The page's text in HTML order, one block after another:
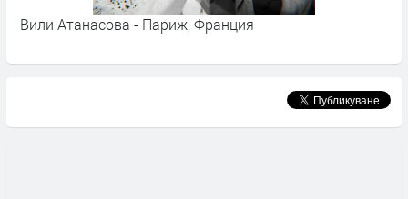
От птичи поглед - Блокираният Страсбург